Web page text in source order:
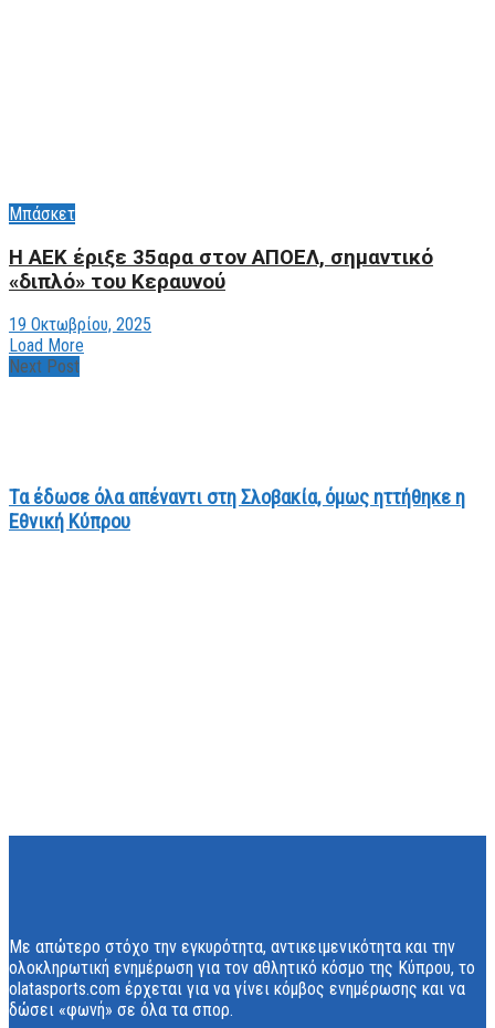
Μπάσκετ
H AEK έριξε 35αρα στον ΑΠΟΕΛ, σημαντικό
«διπλό» του Κεραυνού
19 Οκτωβρίου, 2025
Load More
Next Post
Τα έδωσε όλα απέναντι στη Σλοβακία, όμως ηττήθηκε η
Εθνική Κύπρου
Με απώτερο στόχο την εγκυρότητα, αντικειμενικότητα και την
ολοκληρωτική ενημέρωση για τον αθλητικό κόσμο της Κύπρου, το
olatasports.com έρχεται για να γίνει κόμβος ενημέρωσης και να
δώσει «φωνή» σε όλα τα σπορ.